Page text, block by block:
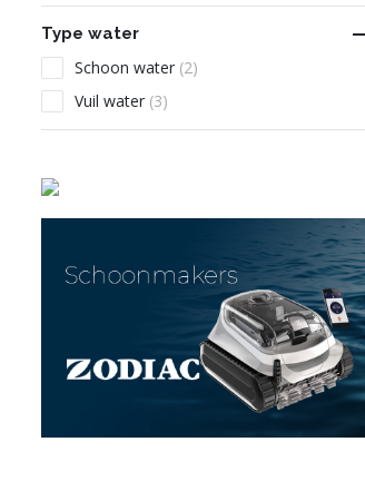
Type water
Schoon water (2)
Vuil water (3)